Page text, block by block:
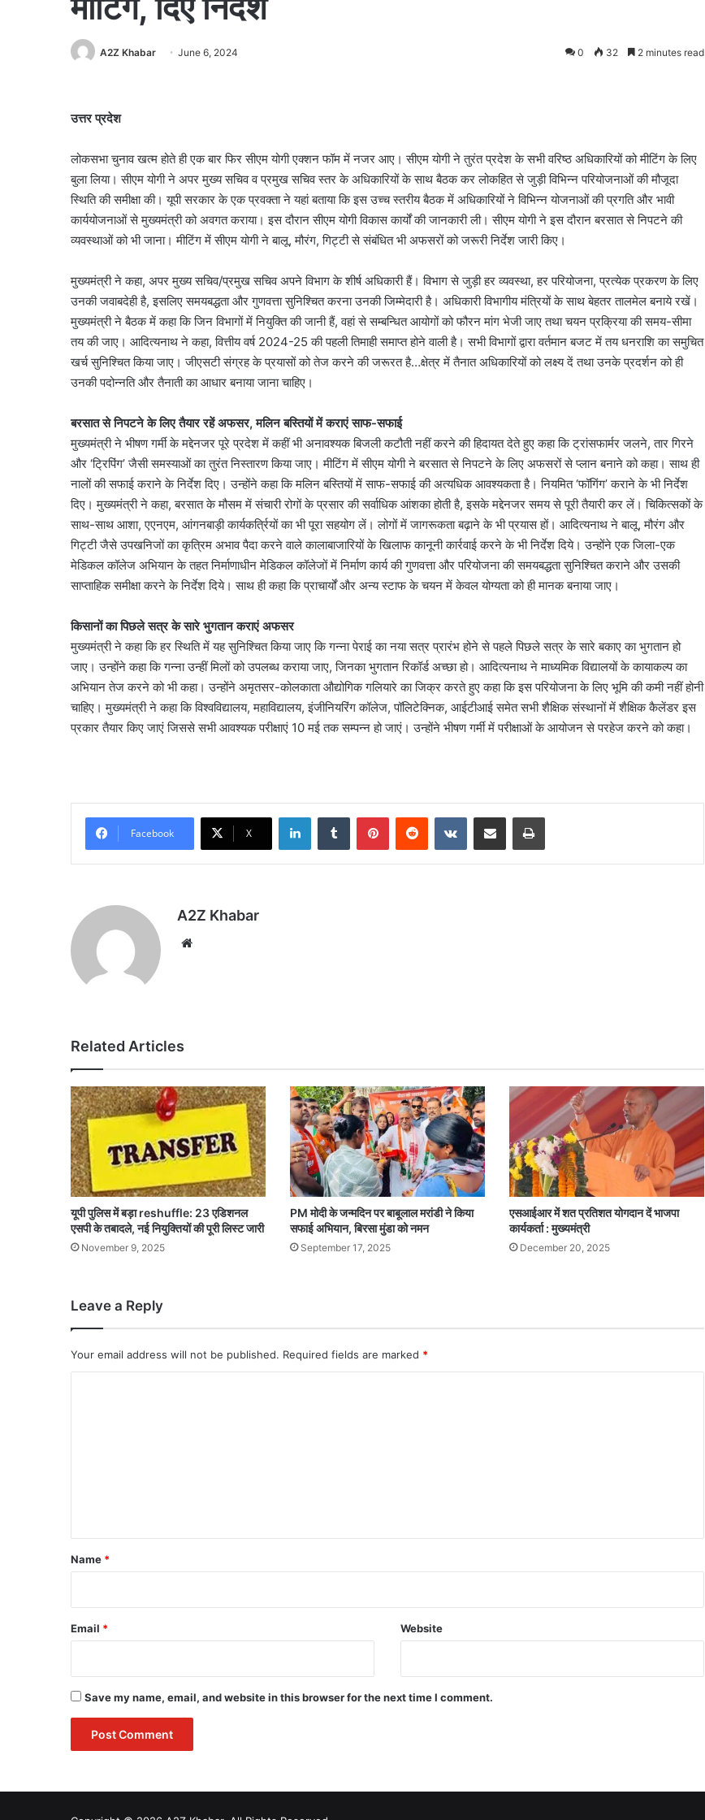
A2Z Khabar June 6, 2024 0 32 2 minutes read
उत्तर प्रदेश
लोकसभा चुनाव खत्म होते ही एक बार फिर सीएम योगी एक्शन फॉम में नजर आए। सीएम योगी ने तुरंत प्रदेश के सभी वरिष्ठ अधिकारियों को मीटिंग के लिए
बुला लिया। सीएम योगी ने अपर मुख्य सचिव व प्रमुख सचिव स्तर के अधिकारियों के साथ बैठक कर लोकहित से जुड़ी विभिन्न परियोजनाओं की मौजूदा
स्थिति की समीक्षा की। यूपी सरकार के एक प्रवक्ता ने यहां बताया कि इस उच्च स्तरीय बैठक में अधिकारियों ने विभिन्न योजनाओं की प्रगति और भावी
कार्ययोजनाओं से मुख्यमंत्री को अवगत कराया। इस दौरान सीएम योगी विकास कार्यों की जानकारी ली। सीएम योगी ने इस दौरान बरसात से निपटने की
व्यवस्थाओं को भी जाना। मीटिंग में सीएम योगी ने बालू, मौरंग, गिट्टी से संबंधित भी अफसरों को जरूरी निर्देश जारी किए।
मुख्यमंत्री ने कहा, अपर मुख्य सचिव/प्रमुख सचिव अपने विभाग के शीर्ष अधिकारी हैं। विभाग से जुड़ी हर व्यवस्था, हर परियोजना, प्रत्येक प्रकरण के लिए
उनकी जवाबदेही है, इसलिए समयबद्धता और गुणवत्ता सुनिश्चित करना उनकी जिम्मेदारी है। अधिकारी विभागीय मंत्रियों के साथ बेहतर तालमेल बनाये रखें।
मुख्यमंत्री ने बैठक में कहा कि जिन विभागों में नियुक्ति की जानी हैं, वहां से सम्बन्धित आयोगों को फौरन मांग भेजी जाए तथा चयन प्रक्रिया की समय-सीमा
तय की जाए। आदित्यनाथ ने कहा, वित्तीय वर्ष 2024-25 की पहली तिमाही समाप्त होने वाली है। सभी विभागों द्वारा वर्तमान बजट में तय धनराशि का समुचित
खर्च सुनिश्चित किया जाए। जीएसटी संग्रह के प्रयासों को तेज करने की जरूरत है…क्षेत्र में तैनात अधिकारियों को लक्ष्य दें तथा उनके प्रदर्शन को ही
उनकी पदोन्नति और तैनाती का आधार बनाया जाना चाहिए।
बरसात से निपटने के लिए तैयार रहें अफसर, मलिन बस्तियों में कराएं साफ-सफाई
मुख्यमंत्री ने भीषण गर्मी के मद्देनजर पूरे प्रदेश में कहीं भी अनावश्यक बिजली कटौती नहीं करने की हिदायत देते हुए कहा कि ट्रांसफार्मर जलने, तार गिरने
और ‘ट्रिपिंग’ जैसी समस्याओं का तुरंत निस्तारण किया जाए। मीटिंग में सीएम योगी ने बरसात से निपटने के लिए अफसरों से प्लान बनाने को कहा। साथ ही
नालों की सफाई कराने के निर्देश दिए। उन्होंने कहा कि मलिन बस्तियों में साफ-सफाई की अत्यधिक आवश्यकता है। नियमित ‘फॉगिंग’ कराने के भी निर्देश
दिए। मुख्यमंत्री ने कहा, बरसात के मौसम में संचारी रोगों के प्रसार की सर्वाधिक आंशका होती है, इसके मद्देनजर समय से पूरी तैयारी कर लें। चिकित्सकों के
साथ-साथ आशा, एएनएम, आंगनबाड़ी कार्यकर्त्रियों का भी पूरा सहयोग लें। लोगों में जागरूकता बढ़ाने के भी प्रयास हों। आदित्यनाथ ने बालू, मौरंग और
गिट्टी जैसे उपखनिजों का कृत्रिम अभाव पैदा करने वाले कालाबाजारियों के खिलाफ कानूनी कार्रवाई करने के भी निर्देश दिये। उन्होंने एक जिला-एक
मेडिकल कॉलेज अभियान के तहत निर्माणाधीन मेडिकल कॉलेजों में निर्माण कार्य की गुणवत्ता और परियोजना की समयबद्धता सुनिश्चित कराने और उसकी
साप्ताहिक समीक्षा करने के निर्देश दिये। साथ ही कहा कि प्राचार्यों और अन्य स्टाफ के चयन में केवल योग्यता को ही मानक बनाया जाए।
किसानों का पिछले सत्र के सारे भुगतान कराएं अफसर
मुख्यमंत्री ने कहा कि हर स्थिति में यह सुनिश्चित किया जाए कि गन्ना पेराई का नया सत्र प्रारंभ होने से पहले पिछले सत्र के सारे बकाए का भुगतान हो
जाए। उन्होंने कहा कि गन्ना उन्हीं मिलों को उपलब्ध कराया जाए, जिनका भुगतान रिकॉर्ड अच्छा हो। आदित्यनाथ ने माध्यमिक विद्यालयों के कायाकल्प का
अभियान तेज करने को भी कहा। उन्होंने अमृतसर-कोलकाता औद्योगिक गलियारे का जिक्र करते हुए कहा कि इस परियोजना के लिए भूमि की कमी नहीं होनी
चाहिए। मुख्यमंत्री ने कहा कि विश्वविद्यालय, महाविद्यालय, इंजीनियरिंग कॉलेज, पॉलिटेक्निक, आईटीआई समेत सभी शैक्षिक संस्थानों में शैक्षिक कैलेंडर इस
प्रकार तैयार किए जाएं जिससे सभी आवश्यक परीक्षाएं 10 मई तक सम्पन्न हो जाएं। उन्होंने भीषण गर्मी में परीक्षाओं के आयोजन से परहेज करने को कहा।
Facebook X
LinkedInTumblr PinterestReddit VKontakteShare via Email Print
A2Z Khabar
Related Articles
यूपी पुलिस में बड़ा reshuffle: 23 एडिशनल
एसपी के तबादले, नई नियुक्तियों की पूरी लिस्ट जारी
November 9, 2025
PM मोदी के जन्मदिन पर बाबूलाल मरांडी ने किया
सफाई अभियान, बिरसा मुंडा को नमन
September 17, 2025
एसआईआर में शत प्रतिशत योगदान दें भाजपा
कार्यकर्ता : मुख्यमंत्री
December 20, 2025
Leave a Reply
Your email address will not be published. Required fields are marked *
*
Name *
Email * Website
Save my name, email, and website in this browser for the next time I comment.